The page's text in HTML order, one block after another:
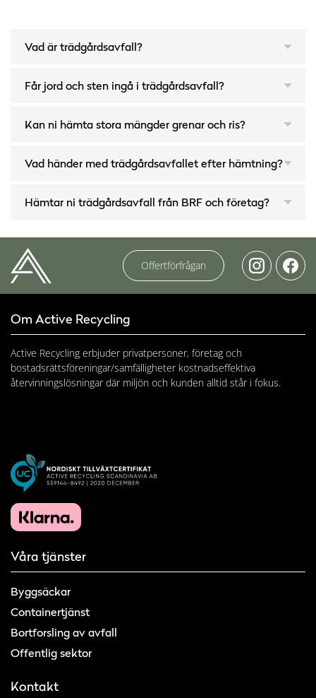
Vad är trädgårdsavfall?
Får jord och sten ingå i trädgårdsavfall?
Kan ni hämta stora mängder grenar och ris?
Vad händer med trädgårdsavfallet efter hämtning?
Hämtar ni trädgårdsavfall från BRF och företag?
Offertförfrågan
Om Active Recycling
Active Recycling erbjuder privatpersoner, företag och
bostadsrättsföreningar/samfälligheter kostnadseffektiva
återvinningslösningar där miljön och kunden alltid står i fokus.
Våra tjänster
Byggsäckar
Containertjänst
Bortforsling av avfall
Offentlig sektor
Kontakt